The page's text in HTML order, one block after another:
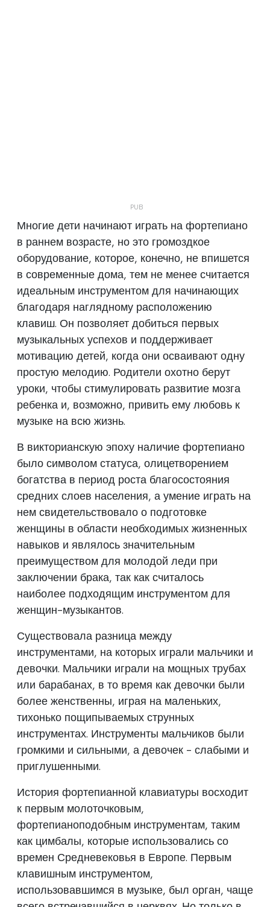
Многие дети начинают играть на фортепиано
в раннем возрасте, но это громоздкое
оборудование, которое, конечно, не впишется
в современные дома, тем не менее считается
идеальным инструментом для начинающих
благодаря наглядному расположению
клавиш. Он позволяет добиться первых
музыкальных успехов и поддерживает
мотивацию детей, когда они осваивают одну
простую мелодию. Родители охотно берут
уроки, чтобы стимулировать развитие мозга
ребенка и, возможно, привить ему любовь к
музыке на всю жизнь.
В викторианскую эпоху наличие фортепиано
было символом статуса, олицетворением
богатства в период роста благосостояния
средних слоев населения, а умение играть на
нем свидетельствовало о подготовке
женщины в области необходимых жизненных
навыков и являлось значительным
преимуществом для молодой леди при
заключении брака, так как считалось
наиболее подходящим инструментом для
женщин-музыкантов.
Существовала разница между
инструментами, на которых играли мальчики и
девочки. Мальчики играли на мощных трубах
или барабанах, в то время как девочки были
более женственны, играя на маленьких,
тихонько пощипываемых струнных
инструментах. Инструменты мальчиков были
громкими и сильными, а девочек - слабыми и
приглушенными.
История фортепианной клавиатуры восходит
к первым молоточковым,
фортепианоподобным инструментам, таким
как цимбалы, которые использовались со
времен Средневековья в Европе. Первым
клавишным инструментом,
использовавшимся в музыке, был орган, чаще